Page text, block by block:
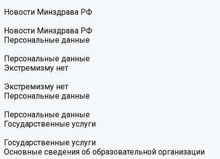
Новости Минздрава РФ
Новости Минздрава РФ
Персональные данные
Персональные данные
Экстремизму нет
Экстремизму нет
Персональные данные
Персональные данные
Государственные услуги
Государственные услуги
Основные сведения об образовательной организации